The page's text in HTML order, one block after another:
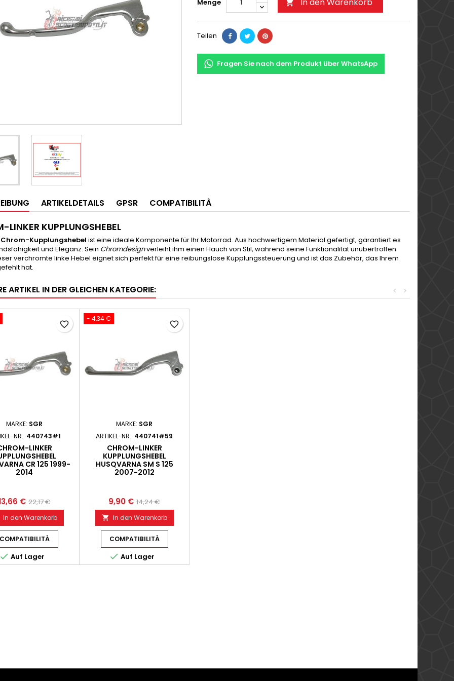
Menge

Teilen
Fragen Sie nach dem Produkt über WhatsApp
ARTIKELDETAILS GPSR COMPATIBILITÀ
LINKER KUPPLUNGSHEBEL
Kupplungshebel ist eine ideale Komponente für Ihr Motorrad. Aus hochwertigem Material gefertigt, garantiert es
und Eleganz. Sein Chromdesignverleiht ihm einen Hauch von Stil, während seine Funktionalität unübertroffen
verchromte linke Hebel eignet sich perfekt für eine reibungslose Kupplungssteuerung und ist das Zubehör, das Ihrem
hat.
ARTIKEL IN DER GLEICHEN KATEGORIE: >
<
MARKE: SGR
NR.: 440743#1
LINKER
CR 125 1999-
2014
€ 22,17 €
In den Warenkorb
COMPATIBILITÀ
 Auf Lager
favorite_border
- 4,34 €
MARKE: SGR
ARTIKEL-NR.: 440741#59
CHROM-LINKER
KUPPLUNGSHEBEL
HUSQVARNA SM S 125
2007-2012
9,90 € 14,24 €
 In den Warenkorb
COMPATIBILITÀ
 Auf Lager
favorite_border